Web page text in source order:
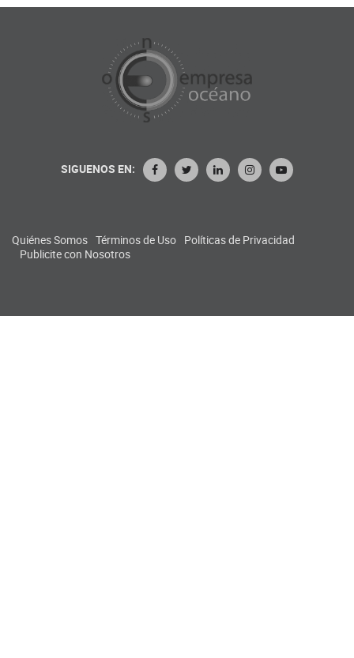
SIGUENOS EN:
Quiénes Somos Términos de Uso Políticas de Privacidad
Publicite con Nosotros